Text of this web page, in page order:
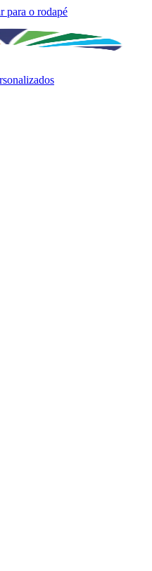
para o rodapé